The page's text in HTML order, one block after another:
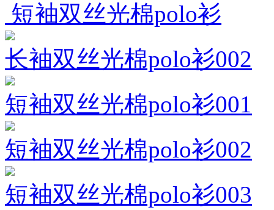
短袖双丝光棉polo衫
长袖双丝光棉polo衫002
短袖双丝光棉polo衫001
短袖双丝光棉polo衫002
短袖双丝光棉polo衫003